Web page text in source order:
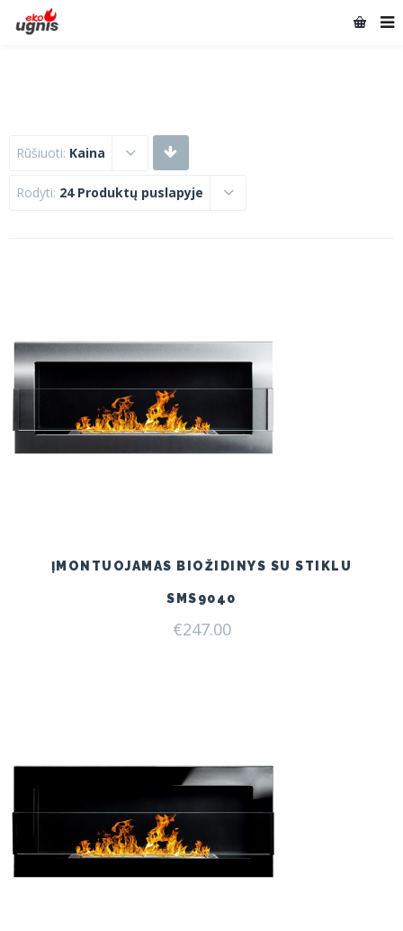
Rūšiuoti: Kaina
Rodyti: 24 Produktų puslapyje
ĮMONTUOJAMAS BIOŽIDINYS SU STIKLU
SMS9040
€247.00